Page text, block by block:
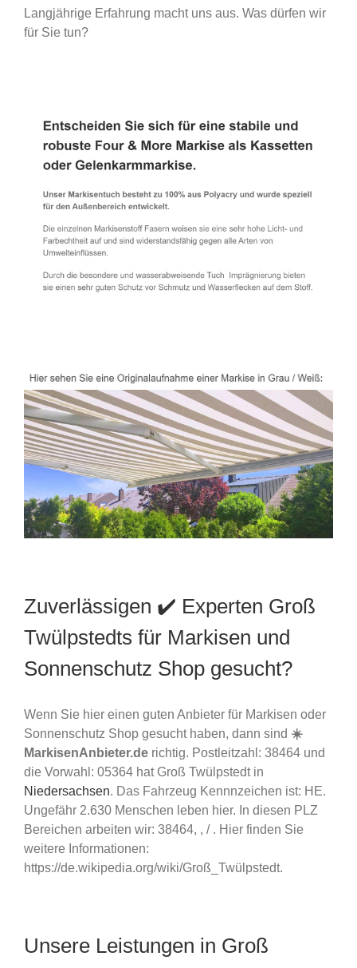
Langjährige Erfahrung macht uns aus. Was dürfen wir
für Sie tun?
Zuverlässigen ✔️ Experten Groß
Twülpstedts für Markisen und
Sonnenschutz Shop gesucht?
Wenn Sie hier einen guten Anbieter für Markisen oder
Sonnenschutz Shop gesucht haben, dann sind ☀️
MarkisenAnbieter.de richtig. Postleitzahl: 38464 und
die Vorwahl: 05364 hat Groß Twülpstedt in
Niedersachsen. Das Fahrzeug Kennnzeichen ist: HE.
Ungefähr 2.630 Menschen leben hier. In diesen PLZ
Bereichen arbeiten wir: 38464, , / . Hier finden Sie
weitere Informationen:
https://de.wikipedia.org/wiki/Groß_Twülpstedt.
Unsere Leistungen in Groß